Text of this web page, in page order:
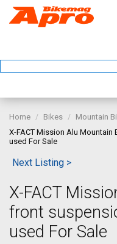
Home Bikes
Mountain
X-FACT Mission Alu
used For Sale
Next Listing >
X-FACT
front
used For Sale